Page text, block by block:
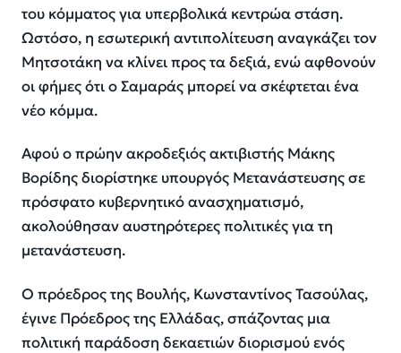
του κόμματος για υπερβολικά κεντρώα στάση.
Ωστόσο, η εσωτερική αντιπολίτευση αναγκάζει τον
Μητσοτάκη να κλίνει προς τα δεξιά, ενώ αφθονούν
οι φήμες ότι ο Σαμαράς μπορεί να σκέφτεται ένα
νέο κόμμα.
Αφού ο πρώην ακροδεξιός ακτιβιστής Μάκης
Βορίδης διορίστηκε υπουργός Μετανάστευσης σε
πρόσφατο κυβερνητικό ανασχηματισμό,
ακολούθησαν αυστηρότερες πολιτικές για τη
μετανάστευση.
Ο πρόεδρος της Βουλής, Κωνσταντίνος Τασούλας,
έγινε Πρόεδρος της Ελλάδας, σπάζοντας μια
πολιτική παράδοση δεκαετιών διορισμού ενός